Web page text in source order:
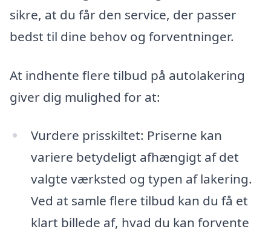
sikre, at du får den service, der passer
bedst til dine behov og forventninger.
At indhente flere tilbud på autolakering
giver dig mulighed for at:
Vurdere prisskiltet: Priserne kan
variere betydeligt afhængigt af det
valgte værksted og typen af lakering.
Ved at samle flere tilbud kan du få et
klart billede af, hvad du kan forvente